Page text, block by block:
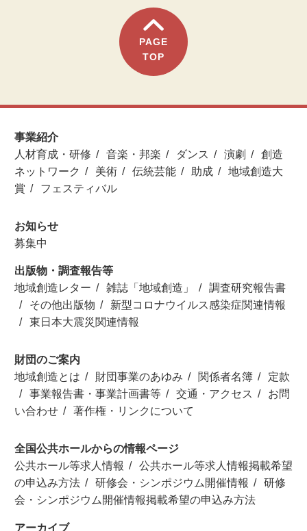
PAGE
TOP
事業紹介
人材育成・研修
音楽・邦楽 ダンス 演劇
創造
ネットワーク
美術 伝統芸能 助成
地域創造大
賞
フェスティバル
お知らせ
募集中
出版物・調査報告等
地域創造レター
雑誌「地域創造」
調査研究報告書
その他出版物
新型コロナウイルス感染症関連情報
東日本大震災関連情報
財団のご案内
地域創造とは
財団事業のあゆみ 関係者名簿
定款
事業報告書・事業計画書等
交通・アクセス
お問
い合わせ
著作権・リンクについて
全国公共ホールからの情報ページ
公共ホール等求人情報
公共ホール等求人情報掲載希望
の申込み方法
研修会・シンポジウム開催情報
研修
会・シンポジウム開催情報掲載希望の申込み方法
アーカイブ